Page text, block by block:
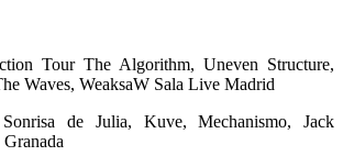
Tour The Algorithm, Uneven Structure,
Waves, WeaksaW Sala Live Madrid
de Julia, Kuve, Mechanismo, Jack